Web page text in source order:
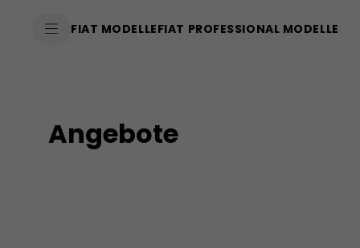
FIAT MODELLEFIAT PROFESSIONAL MODELLE
Angebote